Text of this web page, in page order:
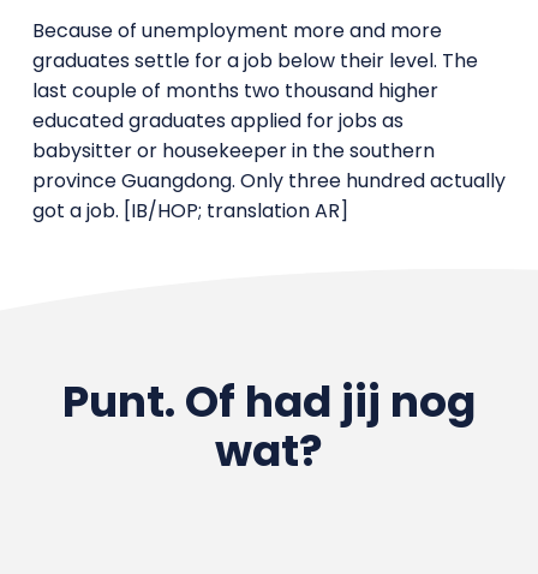
Because of unemployment more and more
graduates settle for a job below their level. The
last couple of months two thousand higher
educated graduates applied for jobs as
babysitter or housekeeper in the southern
province Guangdong. Only three hundred actually
got a job. [IB/HOP; translation AR]
Punt. Of had jij nog
wat?